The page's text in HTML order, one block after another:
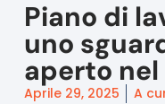
Piano di
uno
aperto
Aprile 29, 2025 A